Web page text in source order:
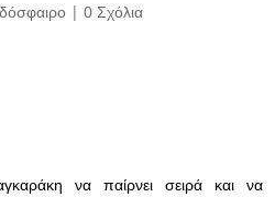
| 0 Σχόλια
να παίρνει σειρά και να